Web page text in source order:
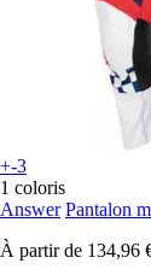
+-3
1 coloris
Answer Pantalon
À partir de 134,96